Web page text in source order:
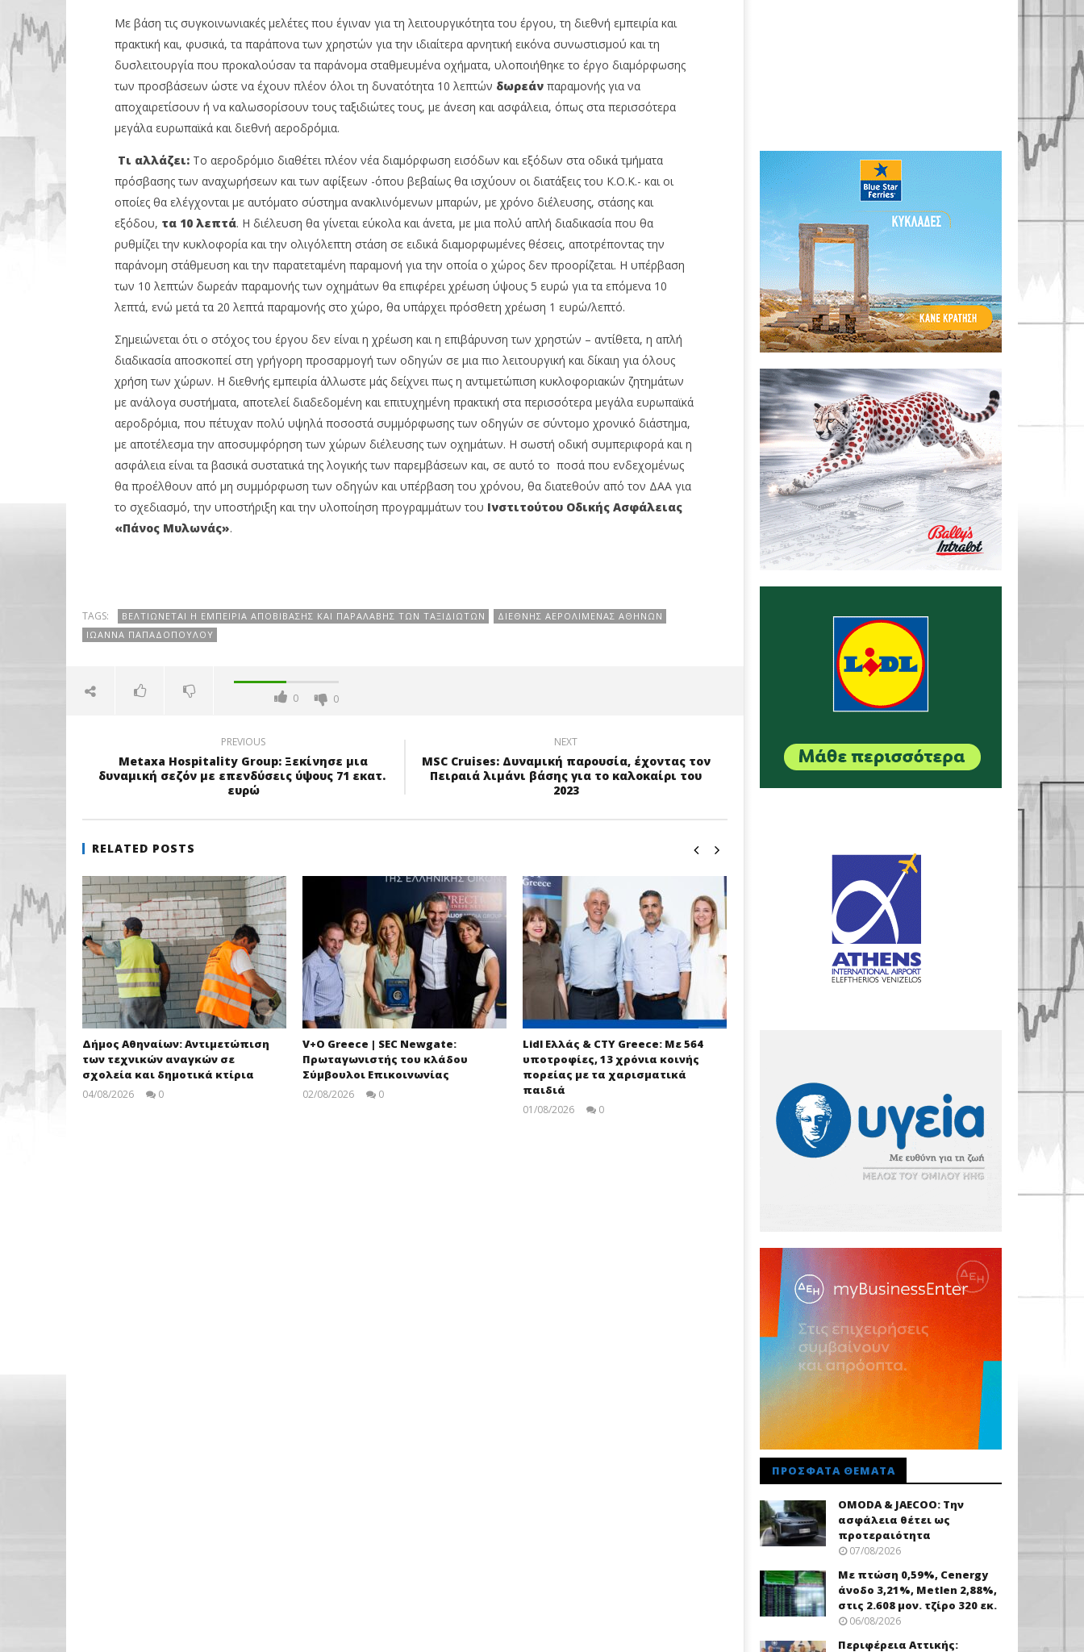
Με βάση τις συγκοινωνιακές μελέτες που έγιναν για τη λειτουργικότητα του έργου, τη διεθνή εμπειρία και
πρακτική και, φυσικά, τα παράπονα των χρηστών για την ιδιαίτερα αρνητική εικόνα συνωστισμού και τη
δυσλειτουργία που προκαλούσαν τα παράνομα σταθμευμένα οχήματα, υλοποιήθηκε το έργο διαμόρφωσης
των προσβάσεων ώστε να έχουν πλέον όλοι τη δυνατότητα 10 λεπτών δωρεάνπαραμονής για να
αποχαιρετίσουν ή να καλωσορίσουν τους ταξιδιώτες τους, με άνεση και ασφάλεια, όπως στα περισσότερα
μεγάλα ευρωπαϊκά και διεθνή αεροδρόμια.
Τι αλλάζει:Το αεροδρόμιο διαθέτει πλέον νέα διαμόρφωση εισόδων και εξόδων στα οδικά τμήματα
πρόσβασης των αναχωρήσεων και των αφίξεων -όπου βεβαίως θα ισχύουν οι διατάξεις του Κ.Ο.Κ.- και οι
οποίες θα ελέγχονται με αυτόματο σύστημα ανακλινόμενων μπαρών, με χρόνο διέλευσης, στάσης και
εξόδου, τα 10 λεπτά. Η διέλευση θα γίνεται εύκολα και άνετα, με μια πολύ απλή διαδικασία που θα
ρυθμίζει την κυκλοφορία και την ολιγόλεπτη στάση σε ειδικά διαμορφωμένες θέσεις, αποτρέποντας την
παράνομη στάθμευση και την παρατεταμένη παραμονή για την οποία ο χώρος δεν προορίζεται. H υπέρβαση
των 10 λεπτών δωρεάν παραμονής των οχημάτων θα επιφέρει χρέωση ύψους 5 ευρώ για τα επόμενα 10
λεπτά, ενώ μετά τα 20 λεπτά παραμονής στο χώρο, θα υπάρχει πρόσθετη χρέωση 1 ευρώ/λεπτό.
Σημειώνεται ότι ο στόχος του έργου δεν είναι η χρέωση και η επιβάρυνση των χρηστών – αντίθετα, η απλή
διαδικασία αποσκοπεί στη γρήγορη προσαρμογή των οδηγών σε μια πιο λειτουργική και δίκαιη για όλους
χρήση των χώρων. Η διεθνής εμπειρία άλλωστε μάς δείχνει πως η αντιμετώπιση κυκλοφοριακών ζητημάτων
με ανάλογα συστήματα, αποτελεί διαδεδομένη και επιτυχημένη πρακτική στα περισσότερα μεγάλα ευρωπαϊκά
αεροδρόμια, που πέτυχαν πολύ υψηλά ποσοστά συμμόρφωσης των οδηγών σε σύντομο χρονικό διάστημα,
με αποτέλεσμα την αποσυμφόρηση των χώρων διέλευσης των οχημάτων. Η σωστή οδική συμπεριφορά και η
ασφάλεια είναι τα βασικά συστατικά της λογικής των παρεμβάσεων και, σε αυτό το ποσά που ενδεχομένως
θα προέλθουν από μη συμμόρφωση των οδηγών και υπέρβαση του χρόνου, θα διατεθούν από τον ΔΑΑ για
το σχεδιασμό, την υποστήριξη και την υλοποίηση προγραμμάτων του Ινστιτούτου Οδικής Ασφάλειας
«Πάνος Μυλωνάς».
TAGS: ΒΕΛΤΙΏΝΕΤΑΙ Η ΕΜΠΕΙΡΊΑ ΑΠΟΒΊΒΑΣΗΣ ΚΑΙ ΠΑΡΑΛΑΒΉΣ ΤΩΝ ΤΑΞΙΔΙΩΤΏΝ
ΔΙΕΘΝΉΣ ΑΕΡΟΛΙΜΈΝΑΣ ΑΘΗΝΏΝ
ΙΩΆΝΝΑ ΠΑΠΑΔΟΠΟΎΛΟΥ
0 0
PREVIOUS
Metaxa Hospitality Group: Ξεκίνησε μια
δυναμική σεζόν με επενδύσεις ύψους 71 εκατ.
ευρώ
NEXT
MSC Cruises: Δυναμική παρουσία, έχοντας τον
Πειραιά λιμάνι βάσης για το καλοκαίρι του
2023
RELATED POSTS
Δήμος Αθηναίων: Αντιμετώπιση
των τεχνικών αναγκών σε
σχολεία και δημοτικά κτίρια
04/08/2026
0
V+O Greece | SEC Newgate:
Πρωταγωνιστής του κλάδου
Σύμβουλοι Επικοινωνίας
02/08/2026
0
Lidl Ελλάς & CTY Greece: Με 564
υποτροφίες, 13 χρόνια κοινής
πορείας με τα χαρισματικά
παιδιά
01/08/2026
0
ΠΡΌΣΦΑΤΑ ΘΈΜΑΤΑ
OMODA & JAECOO: Την
ασφάλεια θέτει ως
προτεραιότητα
07/08/2026
Με πτώση 0,59%, Cenergy
άνοδο 3,21%, Metlen 2,88%,
στις 2.608 μον. τζίρο 320 εκ.
06/08/2026
Περιφέρεια Αττικής: